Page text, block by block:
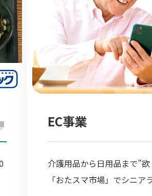
EC事業
介護用品から日用品まで”
「おたスマ市場」でシニア